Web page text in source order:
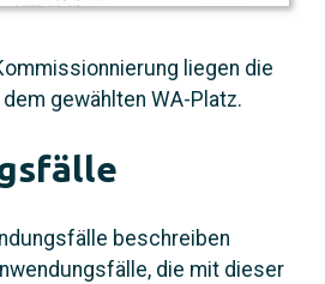
liegen die
gewählten WA-Platz.
beschreiben
die mit dieser